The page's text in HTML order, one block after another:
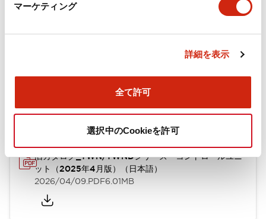
マーケティング
詳細を表示
全て許可
選択中のCookieを許可
カタログ CAD 規格・認証 技術文書
旧カタログ_TWN/TWNDシリーズ コントロールユニ
ット（2025年4月版）（日本語）
2026/04/09.PDF6.01MB